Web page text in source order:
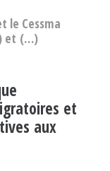
le Cessma
et (…)
et
aux